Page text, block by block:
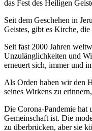
das Fest des Heiligen
Seit dem Geschehen in
Geistes, gibt es Kirche,
Seit fast 2000 Jahren
Unzulänglichkeiten und
erneuert sich, immer und
Als Orden haben wir den
seines Wirkens zu
Die Corona-Pandemie hat
Gemeinschaft ist. Die
zu überbrücken, aber sie